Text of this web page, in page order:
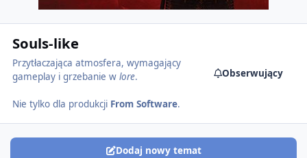
Souls-like
Przytłaczająca atmosfera, wymagający
gameplay i grzebanie w lore.
Nie tylko dla produkcji From Software.
Obserwujący
Dodaj nowy temat